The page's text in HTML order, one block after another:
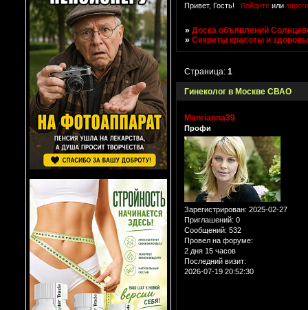
Привет, Гость! Войдитеили
»Доска объявлений
»Секреты красоты и
Гинеколог в Москве СВАО
Страница:1
Manrianna39
Профи
Зарегистрирован: 2025-02-27
Приглашений: 0
Сообщений: 532
Провел на форуме:
2 дня 15 часов
Последний визит:
2026-07-19 20:52:30